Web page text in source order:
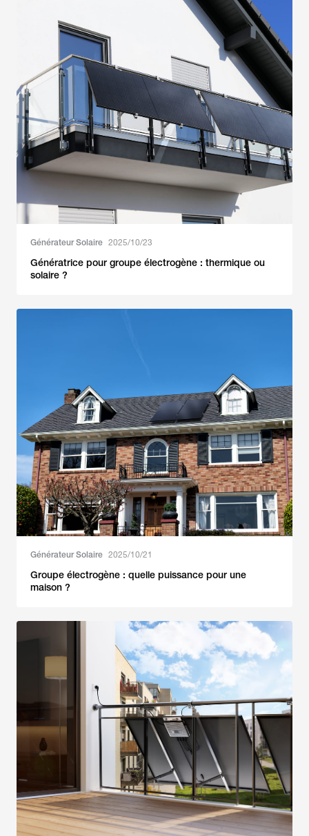
Générateur Solaire 2025/10/23
Génératrice pour groupe électrogène : thermique ou
solaire ?
Générateur Solaire 2025/10/21
Groupe électrogène : quelle puissance pour une
maison ?